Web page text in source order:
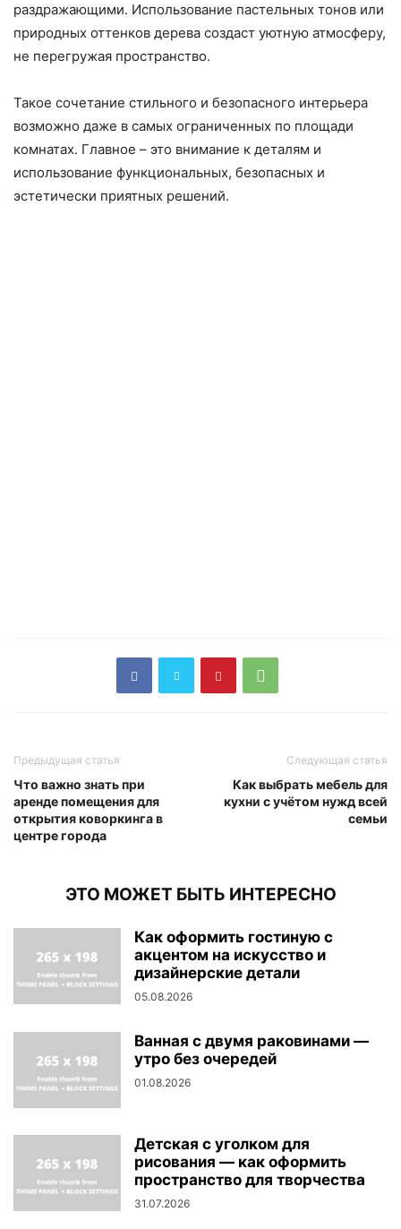
раздражающими. Использование пастельных тонов или
природных оттенков дерева создаст уютную атмосферу,
не перегружая пространство.
Такое сочетание стильного и безопасного интерьера
возможно даже в самых ограниченных по площади
комнатах. Главное – это внимание к деталям и
использование функциональных, безопасных и
эстетически приятных решений.
Предыдущая статья
Что важно знать при
аренде помещения для
открытия коворкинга в
центре города
Следующая статья
Как выбрать мебель для
кухни с учётом нужд всей
семьи
ЭТО МОЖЕТ БЫТЬ ИНТЕРЕСНО
Как оформить гостиную с
акцентом на искусство и
дизайнерские детали
05.08.2026
Ванная с двумя раковинами —
утро без очередей
01.08.2026
Детская с уголком для
рисования — как оформить
пространство для творчества
31.07.2026